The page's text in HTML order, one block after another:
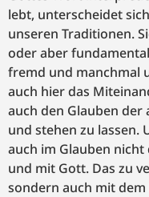
lebt, unterscheidet
unseren Traditionen.
oder aber
fremd und manchmal
auch hier das
auch den Glauben der
und stehen zu lassen.
auch im Glauben nicht
und mit Gott. Das zu
sondern auch mit